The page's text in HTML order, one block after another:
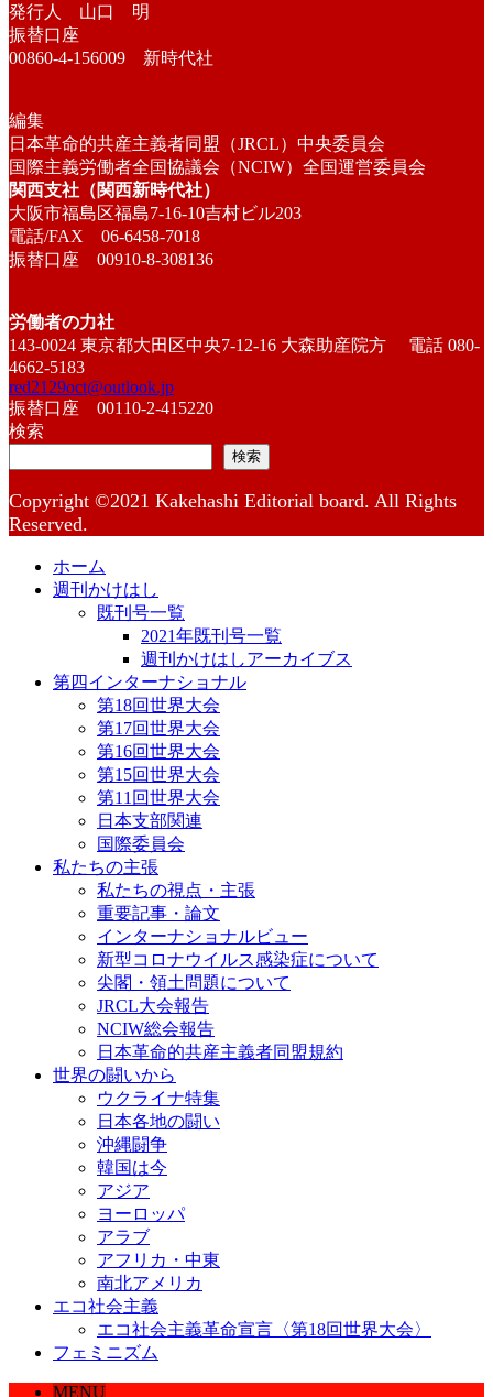
発行人 山口 明
振替口座
00860-4-156009 新時代社
編集
日本革命的共産主義者同盟（JRCL）中央委員会
国際主義労働者全国協議会（NCIW）全国運営委員会
関西支社（関西新時代社）
大阪市福島区福島7-16-10吉村ビル203
電話/FAX 06-6458-7018
振替口座 00910-8-308136
労働者の力社
143-0024 東京都大田区中央7-12-16 大森助産院方 電話 080-
4662-5183
red2129oct@outlook.jp
振替口座 00110-2-415220
検索
検索
Copyright ©2021 Kakehashi Editorial board. All Rights
Reserved.
ホーム
週刊かけはし
既刊号一覧
2021年既刊号一覧
週刊かけはしアーカイブス
第四インターナショナル
第18回世界大会
第17回世界大会
第16回世界大会
第15回世界大会
第11回世界大会
日本支部関連
国際委員会
私たちの主張
私たちの視点・主張
重要記事・論文
インターナショナルビュー
新型コロナウイルス感染症について
尖閣・領土問題について
JRCL大会報告
NCIW総会報告
日本革命的共産主義者同盟規約
世界の闘いから
ウクライナ特集
日本各地の闘い
沖縄闘争
韓国は今
アジア
ヨーロッパ
アラブ
アフリカ・中東
南北アメリカ
エコ社会主義
エコ社会主義革命宣言〈第18回世界大会〉
フェミニズム
MENU